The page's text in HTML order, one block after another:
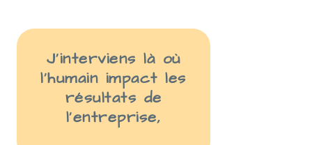
J’interviens là où
l’humain impact les
résultats de
l’entreprise,